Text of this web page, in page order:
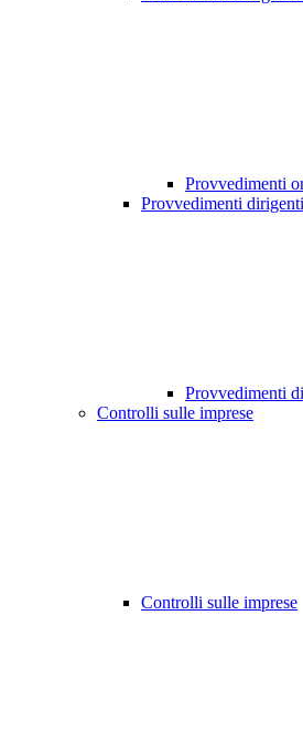
Provvedimenti
Provvedimenti
Provvedimenti
Controlli sulle imprese
Controlli sulle imprese